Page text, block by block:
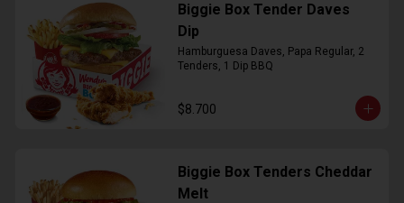
Biggie Box Tender Daves
Dip
Hamburguesa Daves, Papa Regular, 2
Tenders, 1 Dip BBQ
$8.700
Biggie Box Tenders Cheddar
Melt